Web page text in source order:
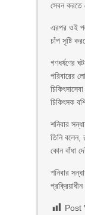
সেবন করতে
এরপর ওই
চাঁপ সৃষ্টি
গণধর্ষণের
পরিবারের
চিকিৎসক
শনিবার
তিনি বলেন,
কোন বাঁধা
শনিবার
Post